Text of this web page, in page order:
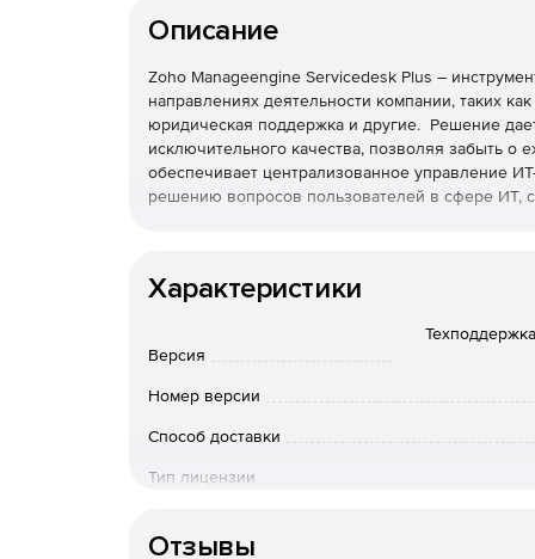
Описание
Zoho Manageengine Servicedesk Plus –
направлениях деятельности компании, таких
юридическая поддержка и другие. Решение
исключительного качества, позволяя забыть о
обеспечивает централизованное управление
решению вопросов пользователей в сфере ИТ,
Лучшие методики ITSM.
Мощная интеграция с приложениями для
Интеллектуальная автоматизация.
Расширенные возможности создания
Развертывание в облаке или в локальной
Характеристики
Версия
Номер версии
Способ доставки
Тип лицензии
Отзывы